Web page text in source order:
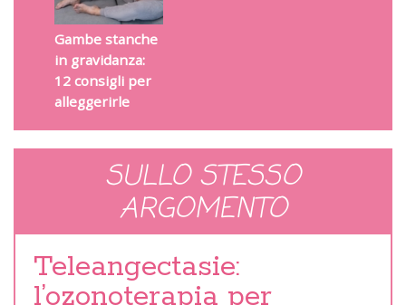
Gambe stanche
in gravidanza:
12 consigli per
alleggerirle
SULLO STESSO
ARGOMENTO
Teleangectasie:
l’ozonoterapia per